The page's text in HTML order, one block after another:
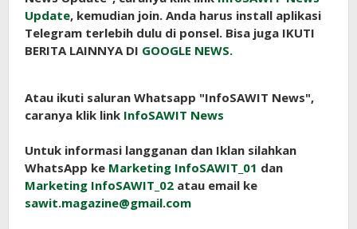
Update, kemudian join. Anda harus install aplikasi
Telegram terlebih dulu di ponsel. Bisa juga IKUTI
BERITA LAINNYA DI GOOGLE NEWS.
Atau ikuti saluran Whatsapp "InfoSAWIT News",
caranya klik link InfoSAWIT News
Untuk informasi langganan dan Iklan silahkan
WhatsApp ke Marketing InfoSAWIT_01 dan
Marketing InfoSAWIT_02 atau email ke
sawit.magazine@gmail.com